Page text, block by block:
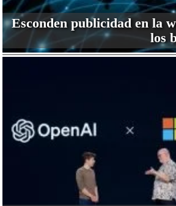
Esconden publicidad en la
los